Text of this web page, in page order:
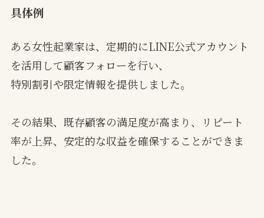
具体例
ある女性起業家は、定期的にLINE公式アカウント
を活用して顧客フォローを行い、
特別割引や限定情報を提供しました。
その結果、既存顧客の満足度が高まり、リピート
率が上昇、安定的な収益を確保することができま
した。